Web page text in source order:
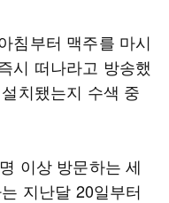
침부터 맥주를 마시
시 떠나라고 방송했
치됐는지 수색 중
이상 방문하는 세
지난달 20일부터